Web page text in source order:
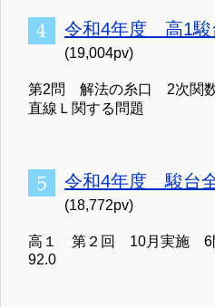
令和4年度 高1
(19,004pv)
第2問 解法の糸口 2次関
直線Ｌ関する問題
令和4年度 駿台
(18,772pv)
高１ 第２回 10月実施
92.0